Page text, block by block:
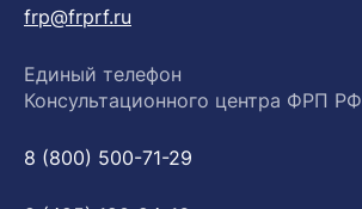
frp@frprf.ru
Единый телефон
Консультационного центра ФРП РФ
8 (800) 500-71-29